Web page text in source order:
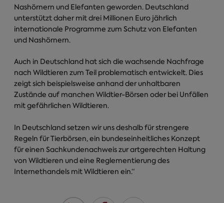
Nashörnern und Elefanten geworden. Deutschland
unterstützt daher mit drei Millionen Euro jährlich
internationale Programme zum Schutz von Elefanten
und Nashörnern.
Auch in Deutschland hat sich die wachsende Nachfrage
nach Wildtieren zum Teil problematisch entwickelt. Dies
zeigt sich beispielsweise anhand der unhaltbaren
Zustände auf manchen Wildtier-Börsen oder bei Unfällen
mit gefährlichen Wildtieren.
In Deutschland setzen wir uns deshalb für strengere
Regeln für Tierbörsen, ein bundeseinheitliches Konzept
für einen Sachkundenachweis zur artgerechten Haltung
von Wildtieren und eine Reglementierung des
Internethandels mit Wildtieren ein.“